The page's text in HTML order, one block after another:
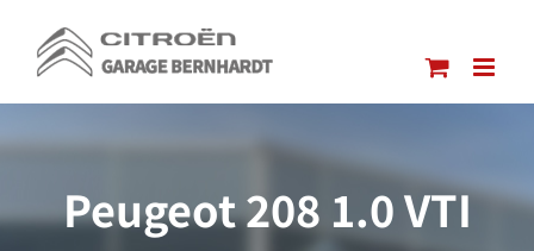
contenu
Peugeot 208 1.0 VTI